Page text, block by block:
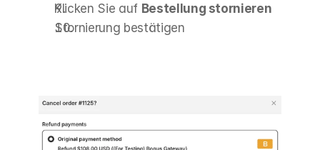
Klicken Sie auf Bestellung stornieren
Stornierung bestätigen